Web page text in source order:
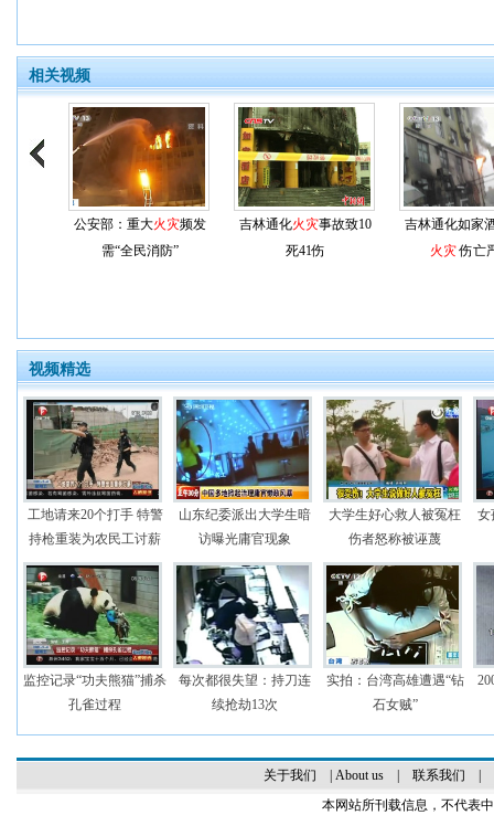
相关视频
公安部：重大火灾频发
需“全民消防”
吉林通化火灾事故致10
死41伤
吉林通化如家
火灾伤亡
视频精选
工地请来20个打手 特警
持枪重装为农民工讨薪
山东纪委派出大学生暗
访曝光庸官现象
大学生好心救人被冤枉
伤者怒称被诬蔑
女
监控记录“功夫熊猫”捕杀
孔雀过程
每次都很失望：持刀连
续抢劫13次
实拍：台湾高雄遭遇“钻
石女贼”
关于我们 About us| 联系我们
本网站所刊载信息，不代表